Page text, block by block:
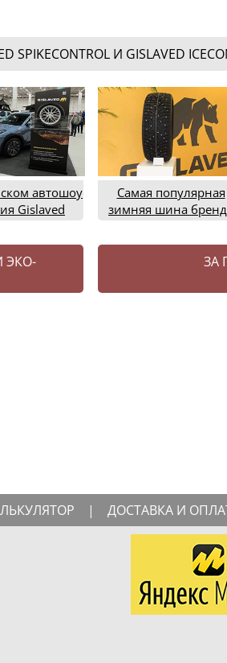
И GISLAVED
автошоу
Gislaved
шин
Самая популярная
зимняя шина
ЭКО-
ЗА
| ДОСТАВКА И